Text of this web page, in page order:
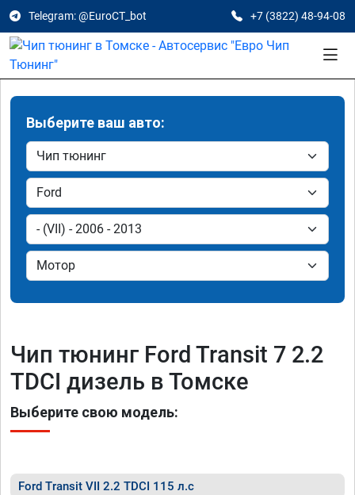
Telegram: @EuroCT_bot +7 (3822) 48-94-08
Выберите ваш авто:
Чип тюнинг Ford Transit 7 2.2
TDCI дизель в Томске
Выберите свою модель:
Ford Transit VII 2.2 TDCI 115 л.с